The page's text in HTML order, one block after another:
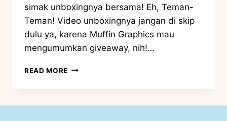
simak unboxingnya bersama! Eh, Teman-
Teman! Video unboxingnya jangan di skip
dulu ya, karena Muffin Graphics mau
mengumumkan giveaway, nih!…
READ MORE